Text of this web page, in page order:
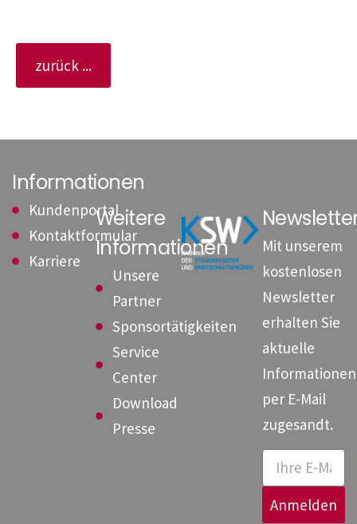
zurück ...
Informationen
Kundenportal
Kontaktformular
Karriere
Weitere
Informationen
Unsere
Partner
Sponsortätigkeiten
Service
Center
Download
Presse
Mit unserem
kostenlosen
Newsletter
erhalten Sie
aktuelle
Informationen
per E-Mail
zugesandt.
Anmelden